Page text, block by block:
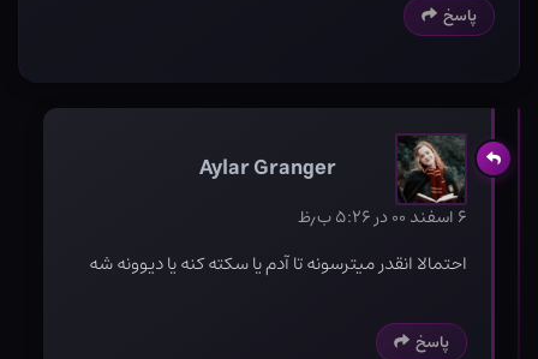
پاسخ
Aylar Granger
۶ اسفند ۰۰ در ۵:۲۶ ب٫ظ
احتمالا انقدر میترسونه تا آدم یا سکته کنه یا دیوونه شه
پاسخ